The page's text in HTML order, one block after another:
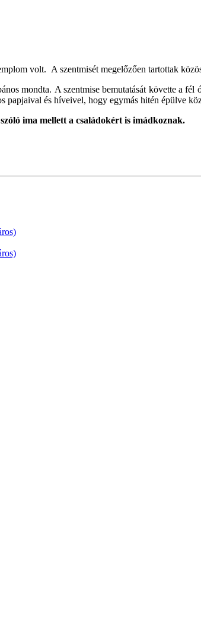
volt. A szentmisét megelőzően tartottak
mondta. A szentmise bemutatását követte a fél
papjaival és híveivel, hogy egymás hitén épülve
ima mellett a családokért is imádkoznak.